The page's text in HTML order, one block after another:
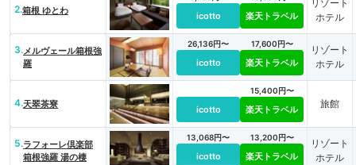
2.箱根 ゆとわ icotto 楽天トラベル
リゾート
ホテル
3.メルヴェール箱根強
羅
26,136円〜
icotto
17,600円〜
楽天トラベル
リゾート
ホテル
4.天翠茶寮 icotto
15,400円〜
楽天トラベル 旅館
5.ラフォーレ倶楽部
箱根強羅 湯の棲
13,068円〜
icotto
13,200円〜
楽天トラベル
リゾート
ホテル